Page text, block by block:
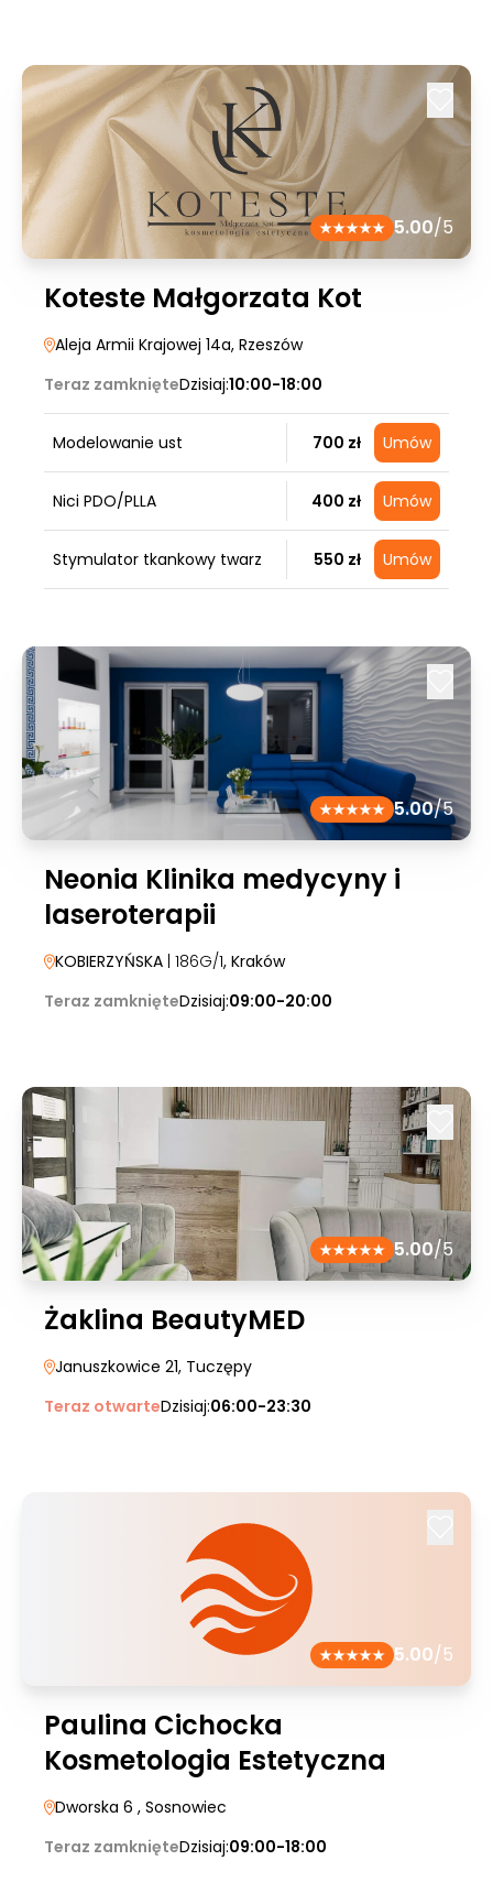
5.00/5
Koteste Małgorzata Kot
Aleja Armii Krajowej 14a, Rzeszów
Teraz zamknięteDzisiaj:10:00-18:00
Modelowanie ust 700 zł Umów
Nici PDO/PLLA 400 zł Umów
Stymulator tkankowy twarz 550 zł Umów
5.00/5
Neonia Klinika medycyny i
laseroterapii
KOBIERZYŃSKA | 186G/1, Kraków
Teraz zamknięteDzisiaj:09:00-20:00
5.00/5
Żaklina BeautyMED
Januszkowice 21, Tuczępy
Teraz otwarteDzisiaj:06:00-23:30
5.00/5
Paulina Cichocka
Kosmetologia Estetyczna
Dworska 6 , Sosnowiec
Teraz zamknięteDzisiaj:09:00-18:00